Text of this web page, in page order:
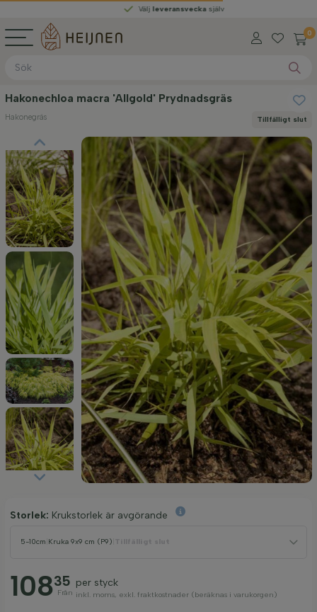
leveransveckasjälv
0
Hakonechloa macra 'Allgold' Prydnadsgräs
Hakonegräs Tillfälligt slut
Storlek: Krukstorlek är avgörande
5-10cm Kruka 9x9 cm (P9)
10835
Från
per styck
inkl. moms, exkl. fraktkostnader (beräknas i varukorgen)